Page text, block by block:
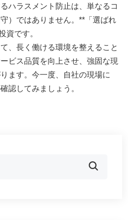
ハラスメント防止は、単なるコ
）ではありません。**「選ばれ
資です。
、長く働ける環境を整えること
ビス品質を向上させ、強固な現
ます。今一度、自社の現場に
認してみましょう。